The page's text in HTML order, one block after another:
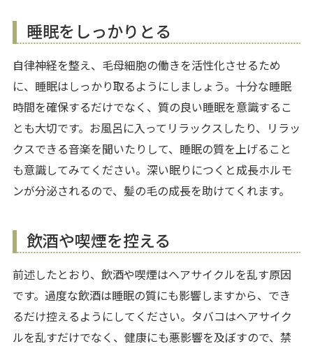
睡眠をしっかりとる
自律神経を整え、毛母細胞の働きを活性化させるため
に、睡眠はしっかり取るようにしましょう。十分な睡眠
時間を確保するだけでなく、質の良い睡眠を意識するこ
とも大切です。お風呂に入ってリラックスしたり、リラッ
クスできる音楽を聞いたりして、睡眠の質を上げること
も意識してみてください。深い眠りにつくと成長ホルモ
ンが分泌されるので、髪の毛の成長を助けてくれます。
飲酒や喫煙を控える
前述したとおり、飲酒や喫煙はヘアサイクルを乱す原因
です。過度な飲酒は睡眠の質にも影響しますから、でき
るだけ控えるようにしてください。タバコはヘアサイク
ルを乱すだけでなく、健康にも悪影響を及ぼすので、禁